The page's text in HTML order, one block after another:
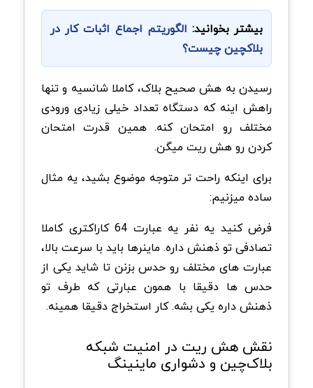
بیشتر بخوانید: الگوریتم اجماع اثبات کار در
بلاکچین چیست؟
رسیدن به هش صحیح بلاک، کاملا شانسیه و تنها
راهش اینه که دستگاه تعداد خیلی زیادی ورودی
مختلف رو امتحان کنه. همین قدرت امتحان
کردن رو هش ریت میگن.
برای اینکه راحت تر متوجه موضوع بشید، یه مثال
ساده میزنیم:
فرض کنید یه نفر یه عبارت 64 کاراکتری کاملا
تصادفی تو ذهنش داره. ماینرها باید با سرعت بالا،
عبارت های مختلف رو حدس بزنن تا شاید یکی از
حدس ها دقیقا با همون عبارتی که طرف تو
ذهنش داره یکی بشه. کار استخراج دقیقا همینه.
نقش هش ریت در امنیت شبکه
بلاک‌چین و دشواری ماینینگ